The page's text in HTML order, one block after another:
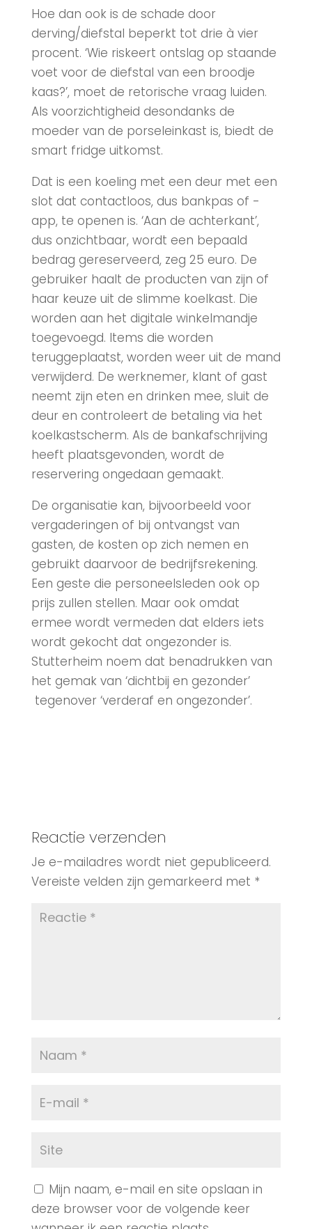
Hoe dan ook is de schade door
derving/diefstal beperkt tot drie à vier
procent. ‘Wie riskeert ontslag op staande
voet voor de diefstal van een broodje
kaas?’, moet de retorische vraag luiden.
Als voorzichtigheid desondanks de
moeder van de porseleinkast is, biedt de
smart fridge uitkomst.
Dat is een koeling met een deur met een
slot dat contactloos, dus bankpas of -
app, te openen is. ‘Aan de achterkant’,
dus onzichtbaar, wordt een bepaald
bedrag gereserveerd, zeg 25 euro. De
gebruiker haalt de producten van zijn of
haar keuze uit de slimme koelkast. Die
worden aan het digitale winkelmandje
toegevoegd. Items die worden
teruggeplaatst, worden weer uit de mand
verwijderd. De werknemer, klant of gast
neemt zijn eten en drinken mee, sluit de
deur en controleert de betaling via het
koelkastscherm. Als de bankafschrijving
heeft plaatsgevonden, wordt de
reservering ongedaan gemaakt.
De organisatie kan, bijvoorbeeld voor
vergaderingen of bij ontvangst van
gasten, de kosten op zich nemen en
gebruikt daarvoor de bedrijfsrekening.
Een geste die personeelsleden ook op
prijs zullen stellen. Maar ook omdat
ermee wordt vermeden dat elders iets
wordt gekocht dat ongezonder is.
Stutterheim noem dat benadrukken van
het gemak van ‘dichtbij en gezonder’
tegenover ‘verderaf en ongezonder’.
Reactie verzenden
Je e-mailadres wordt niet gepubliceerd.
Vereiste velden zijn gemarkeerd met *
Mijn naam, e-mail en site opslaan in
deze browser voor de volgende keer